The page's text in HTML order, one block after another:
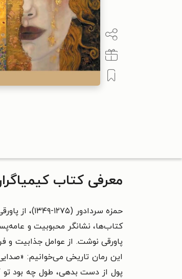
معرفی کتاب
حمزه
پاورقی نوشت. از عوامل جذابیت
این رمان تاریخی می‌خوانیم:
پول از دست بدهی، طول چه بود تو